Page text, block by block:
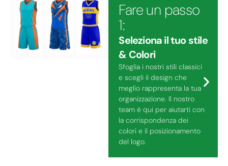
Fare un passo
1:
Seleziona il tuo stile
& Colori
Sfoglia i nostri stili classici
e scegli il design che
meglio rappresenta la tua
organizzazione. Il nostro
team è qui per aiutarti con
la corrispondenza dei
colori e il posizionamento
del logo.